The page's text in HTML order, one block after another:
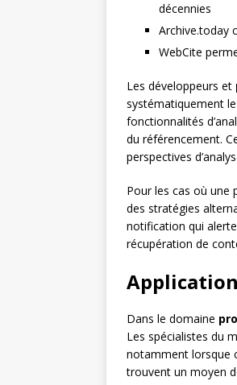
décennies
Archive.today
WebCite
Les développeurs et
systématiquement
fonctionnalités
du référencement.
perspectives
Pour les cas où une
des stratégies
notification qui
récupération de
Dans le domaine
Les spécialistes du
notamment lorsque
trouvent un moyen